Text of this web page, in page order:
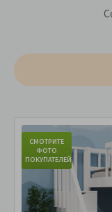
СМОТРИТЕ
ФОТО
ПОКУПАТЕЛЕЙ